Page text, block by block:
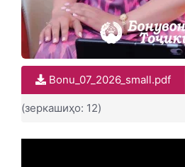
Bonu_07_2026_small.pdf
(зеркашиҳо: 12)